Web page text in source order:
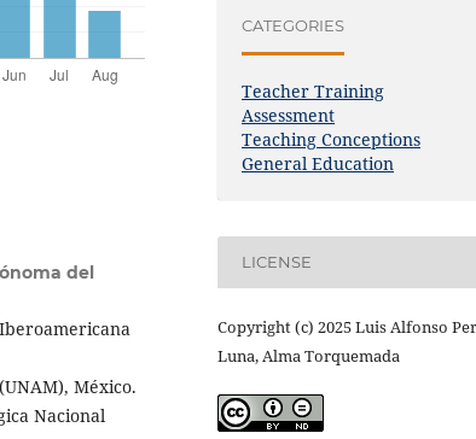
del
México.
Nacional
CATEGORIES
Teacher Training
Assessment
Teaching Conceptions
General Education
LICENSE
Copyright (c) 2025 Luis Alfonso
Luna, Alma Torquemada